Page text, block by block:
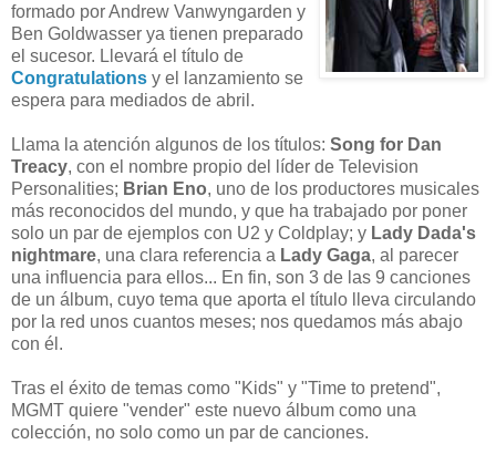
formado por Andrew Vanwyngarden y
Ben Goldwasser ya tienen preparado
el sucesor. Llevará el título de
Congratulations y el lanzamiento se
espera para mediados de abril.
Llama la atención algunos de los títulos: Song for Dan
Treacy, con el nombre propio del líder de Television
Personalities; Brian Eno, uno de los productores musicales
más reconocidos del mundo, y que ha trabajado por poner
solo un par de ejemplos con U2 y Coldplay; y Lady Dada's
nightmare, una clara referencia a Lady Gaga, al parecer
una influencia para ellos... En fin, son 3 de las 9 canciones
de un álbum, cuyo tema que aporta el título lleva circulando
por la red unos cuantos meses; nos quedamos más abajo
con él.
Tras el éxito de temas como "Kids" y "Time to pretend",
MGMT quiere "vender" este nuevo álbum como una
colección, no solo como un par de canciones.